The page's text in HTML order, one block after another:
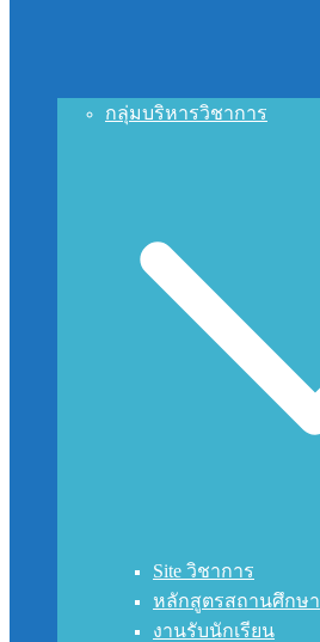
กลุ่มบริหารวิชาการ
Site วิชาการ
หลักสูตรสถานศึกษา
งานรับนักเรียน